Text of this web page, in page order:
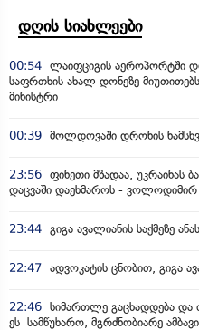
დღის სიახლეები
00:54 ლაიფციგის აეროპორტში
საფრთხის ახალ დონეზე მიუთითებს
მინისტრი
00:39 მოლდოვაში დრონის
23:56 ფინეთი მზადაა, უკრაინას
დაცვაში დაეხმაროს - ვოლოდიმირ
23:44 გიგა ავალიანის საქმეზე
22:47 ადვოკატის ცნობით, გიგა
22:46 სიმართლე გაცხადდება და
ეს სამწუხარო, მგრძნობიარე